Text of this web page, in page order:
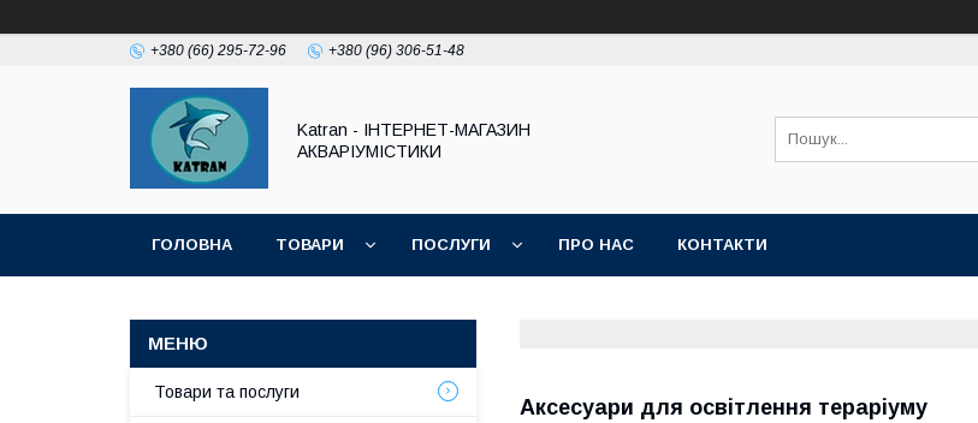
+380 (66) 295-72-96 +380 (96) 306-51-48
Katran - ІНТЕРНЕТ-МАГАЗИН
АКВАРІУМІСТИКИ
ГОЛОВНА ТОВАРИ ПОСЛУГИ ПРО НАС КОНТАКТИ
Аксесуари для освітлення тераріуму
Товари та послуги